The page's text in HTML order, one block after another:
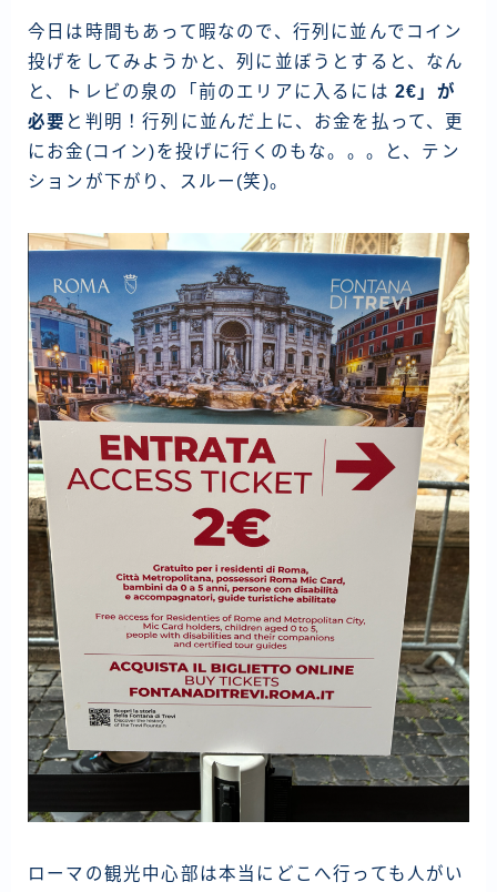
今日は時間もあって暇なので、行列に並んでコイン
投げをしてみようかと、列に並ぼうとすると、なん
と、トレビの泉の「前のエリアに入るには2€」が
必要 と判明！行列に並んだ上に、お金を払って、更
にお金(コイン)を投げに行くのもな。。。と、テン
ションが下がり、スルー(笑)。
ローマの観光中心部は本当にどこへ行っても人がい